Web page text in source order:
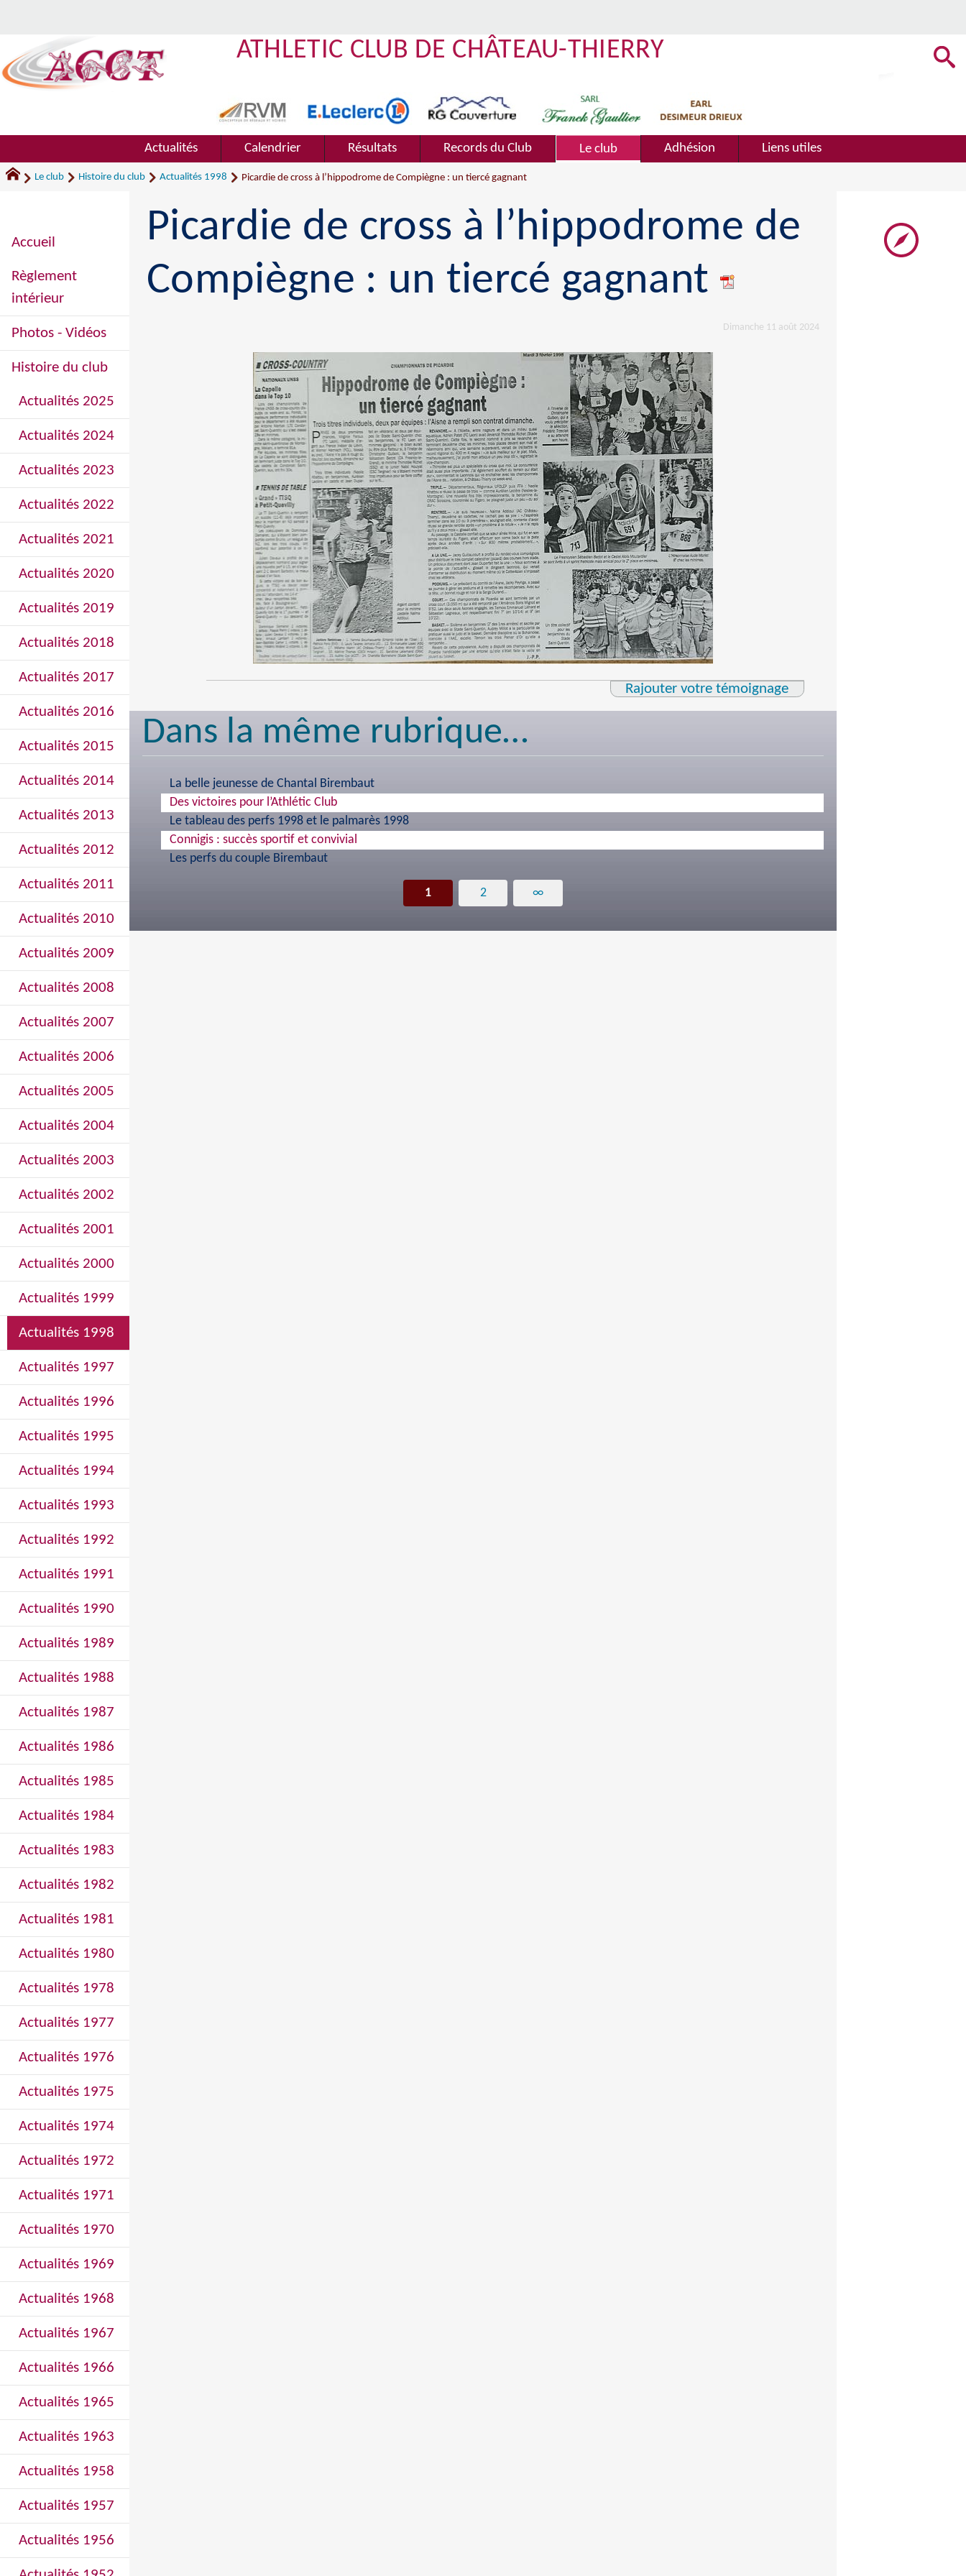
ATHLETIC CLUB DE CHÂTEAU-THIERRY
Actualités Calendrier Résultats Records du Club Le club Adhésion Liens utiles
Le club Histoire du club Actualités 1998 Picardie de cross à l’hippodrome de Compiègne : un tiercé gagnant
Picardie de cross à l’hippodrome de
Compiègne : un tiercé gagnant
Dimanche 11 août 2024
Rajouter votre témoignage
Dans la même rubrique…
La belle jeunesse de Chantal Birembaut
Des victoires pour l’Athlétic Club
Le tableau des perfs 1998 et le palmarès 1998
Connigis : succès sportif et convivial
Les perfs du couple Birembaut
1 2 ∞
Accueil
Règlement
intérieur
Photos - Vidéos
Histoire du club
Actualités 2025
Actualités 2024
Actualités 2023
Actualités 2022
Actualités 2021
Actualités 2020
Actualités 2019
Actualités 2018
Actualités 2017
Actualités 2016
Actualités 2015
Actualités 2014
Actualités 2013
Actualités 2012
Actualités 2011
Actualités 2010
Actualités 2009
Actualités 2008
Actualités 2007
Actualités 2006
Actualités 2005
Actualités 2004
Actualités 2003
Actualités 2002
Actualités 2001
Actualités 2000
Actualités 1999
Actualités 1998
Actualités 1997
Actualités 1996
Actualités 1995
Actualités 1994
Actualités 1993
Actualités 1992
Actualités 1991
Actualités 1990
Actualités 1989
Actualités 1988
Actualités 1987
Actualités 1986
Actualités 1985
Actualités 1984
Actualités 1983
Actualités 1982
Actualités 1981
Actualités 1980
Actualités 1978
Actualités 1977
Actualités 1976
Actualités 1975
Actualités 1974
Actualités 1972
Actualités 1971
Actualités 1970
Actualités 1969
Actualités 1968
Actualités 1967
Actualités 1966
Actualités 1965
Actualités 1963
Actualités 1958
Actualités 1957
Actualités 1956